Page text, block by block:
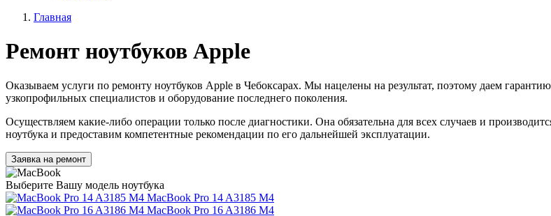
Главная
Ремонт ноутбуков Apple
Оказываем услуги по ремонту ноутбуков Apple в Чебоксарах. Мы нацелены на результат, поэтому даем
узкопрофильных специалистов и оборудование последнего поколения.
Осуществляем какие-либо операции только после диагностики. Она обязательна для всех случаев и
ноутбука и предоставим компетентные рекомендации по его дальнейшей эксплуатации.
Заявка на ремонт
Выберите Вашу модель ноутбука
MacBook Pro 14 A3185 M4
MacBook Pro 16 A3186 M4